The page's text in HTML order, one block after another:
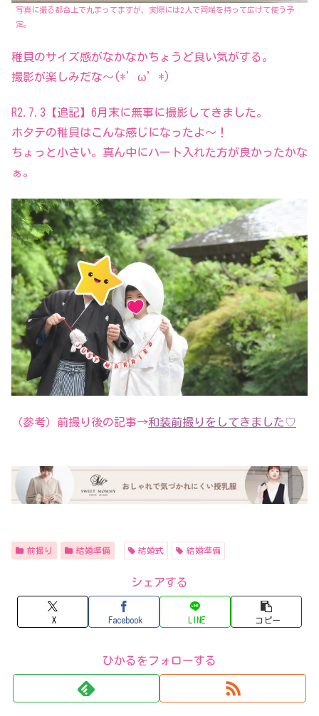
写真に撮る都合上で丸まってますが、実際には2人で両端を持って広げて使う予
定。
稚貝のサイズ感がなかなかちょうど良い気がする。
撮影が楽しみだな～(*’ω’*)
R2.7.3【追記】6月末に無事に撮影してきました。
ホタテの稚貝はこんな感じになったよ～！
ちょっと小さい。真ん中にハート入れた方が良かったかな
ぁ。
（参考）前撮り後の記事→和装前撮りをしてきました♡
前撮り 結婚準備 結婚式 結婚準備
シェアする
X Facebook LINE コピー
ひかるをフォローする